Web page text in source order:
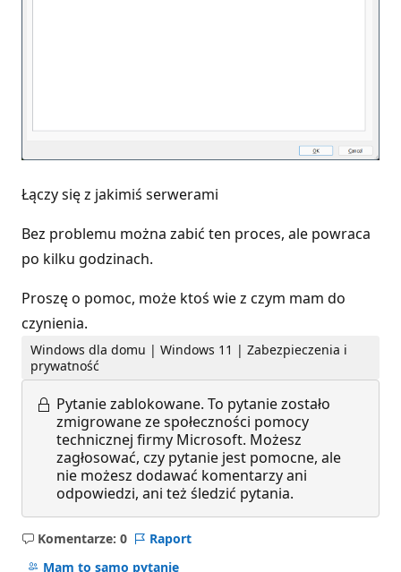
Łączy się z jakimiś serwerami
Bez problemu można zabić ten proces, ale powraca
po kilku godzinach.
Proszę o pomoc, może ktoś wie z czym mam do
czynienia.
Windows dla domu | Windows 11 | Zabezpieczenia i
prywatność
Pytanie zablokowane. To pytanie zostało
zmigrowane ze społeczności pomocy
technicznej firmy Microsoft. Możesz
zagłosować, czy pytanie jest pomocne, ale
nie możesz dodawać komentarzy ani
odpowiedzi, ani też śledzić pytania.
Komentarze: 0
Brak
komentarzy
Raport
Mam to samo pytanie